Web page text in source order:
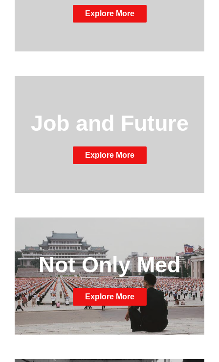
Explore More
Job and Future
Explore More
Not Only Med
Explore More